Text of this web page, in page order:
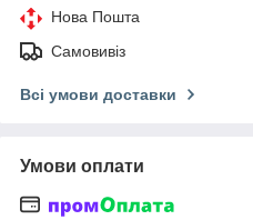
Нова Пошта
Самовивіз
Всі умови доставки
Умови оплати